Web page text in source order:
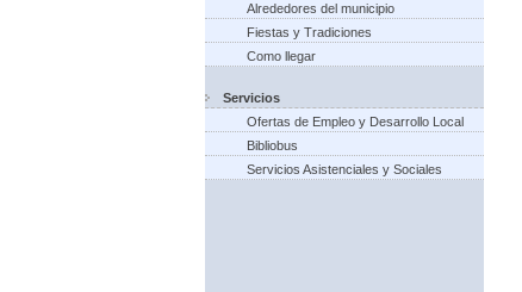
Alrededores del municipio
Fiestas y Tradiciones
Como llegar
Servicios
Ofertas de Empleo y Desarrollo Local
Bibliobus
Servicios Asistenciales y Sociales